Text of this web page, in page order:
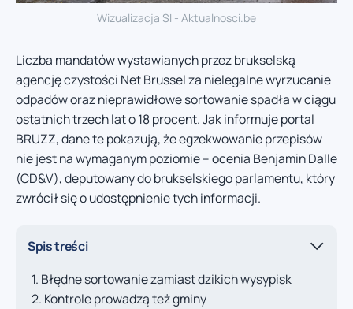
Wizualizacja SI - Aktualnosci.be
Liczba mandatów wystawianych przez brukselską
agencję czystości Net Brussel za nielegalne wyrzucanie
odpadów oraz nieprawidłowe sortowanie spadła w ciągu
ostatnich trzech lat o 18 procent. Jak informuje portal
BRUZZ, dane te pokazują, że egzekwowanie przepisów
nie jest na wymaganym poziomie – ocenia Benjamin Dalle
(CD&V), deputowany do brukselskiego parlamentu, który
zwrócił się o udostępnienie tych informacji.
Spis treści
Błędne sortowanie zamiast dzikich wysypisk
Kontrole prowadzą też gminy